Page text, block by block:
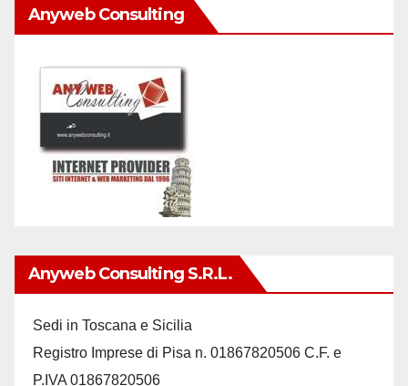
Anyweb Consulting
Anyweb Consulting S.r.L.
Sedi in Toscana e Sicilia
Registro Imprese di Pisa n. 01867820506 C.F. e
P.IVA 01867820506